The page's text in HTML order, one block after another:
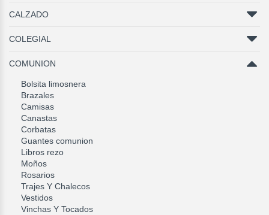
CALZADO
COLEGIAL
COMUNION
Bolsita limosnera
Brazales
Camisas
Canastas
Corbatas
Guantes comunion
Libros rezo
Moños
Rosarios
Trajes Y Chalecos
Vestidos
Vinchas Y Tocados